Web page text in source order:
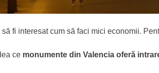
să fi interesat cum să faci mici economii.
ce monumente din Valencia oferă